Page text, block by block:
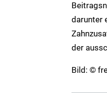
darunter
der
Bild: ©